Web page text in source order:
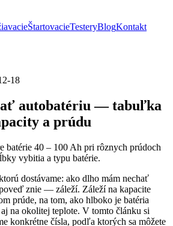
ŠtartovacieTesteryBlogKontakt
18
autobatériu — tabuľka
a prúdu
batérie 40 – 100 Ah pri rôznych prúdoch
vybitia a typu batérie.
dostávame: ako dlho mám nechať
znie — záleží. Záleží na kapacite
prúde, na tom, ako hlboko je batéria
na okolitej teplote. V tomto článku si
konkrétne čísla, podľa ktorých sa môžete